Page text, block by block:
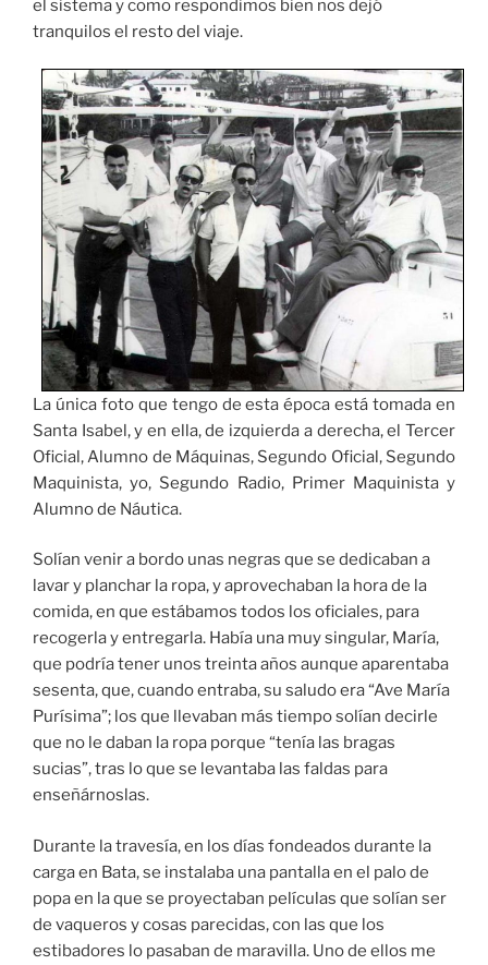
el sistema y como respondimos bien nos dejó
tranquilos el resto del viaje.
La única foto que tengo de esta época está tomada en
Santa Isabel, y en ella, de izquierda a derecha, el Tercer
Oficial, Alumno de Máquinas, Segundo Oficial, Segundo
Maquinista, yo, Segundo Radio, Primer Maquinista y
Alumno de Náutica.
Solían venir a bordo unas negras que se dedicaban a
lavar y planchar la ropa, y aprovechaban la hora de la
comida, en que estábamos todos los oficiales, para
recogerla y entregarla. Había una muy singular, María,
que podría tener unos treinta años aunque aparentaba
sesenta, que, cuando entraba, su saludo era “Ave María
Purísima”; los que llevaban más tiempo solían decirle
que no le daban la ropa porque “tenía las bragas
sucias”, tras lo que se levantaba las faldas para
enseñárnoslas.
Durante la travesía, en los días fondeados durante la
carga en Bata, se instalaba una pantalla en el palo de
popa en la que se proyectaban películas que solían ser
de vaqueros y cosas parecidas, con las que los
estibadores lo pasaban de maravilla. Uno de ellos me